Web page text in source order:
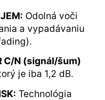
Odolná voči
a vypadávaniu
C/N (signál/šum)
je iba 1,2 dB.
Technológia